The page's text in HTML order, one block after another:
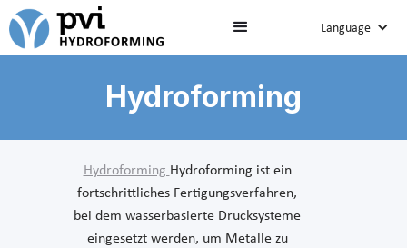
Language
Hydroforming
Hydroforming Hydroforming ist ein
fortschrittliches Fertigungsverfahren,
bei dem wasserbasierte Drucksysteme
eingesetzt werden, um Metalle zu